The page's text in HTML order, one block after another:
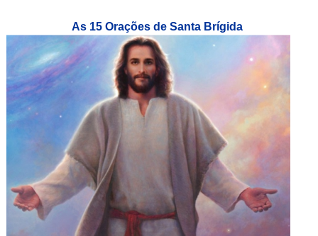
As 15 Orações de Santa Brígida